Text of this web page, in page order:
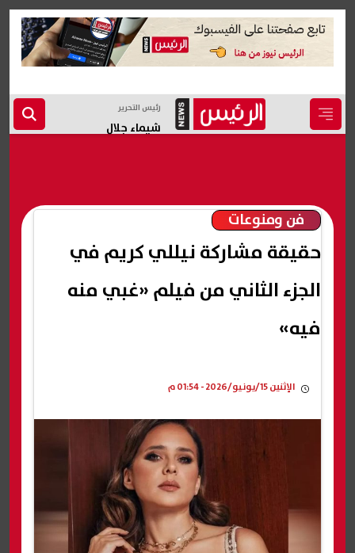
رئيس التحرير
شيماء جلال
فن ومنوعات
حقيقة مشاركة نيللي كريم في
الجزء الثاني من فيلم «غبي منه
فيه»
الإثنين 15/يونيو/2026 - 01:54 م